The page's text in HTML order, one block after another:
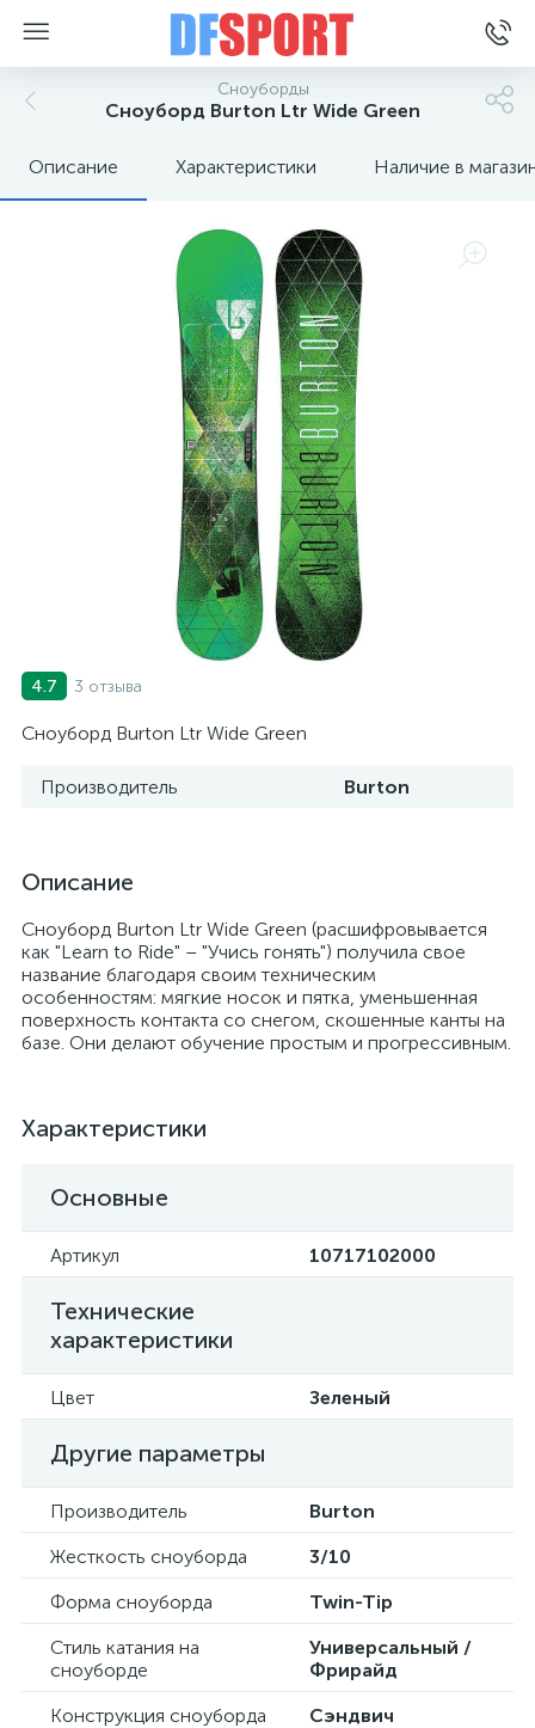
Сноуборды
Сноуборд Burton Ltr Wide Green
Описание Характеристики Наличие в
4.7 3 отзыва
Сноуборд Burton Ltr Wide Green
Производитель Burton
Описание
Сноуборд Burton Ltr Wide Green (расшифровывается
как "Learn to Ride" – "Учись гонять") получила свое
название благодаря своим техническим
особенностям: мягкие носок и пятка, уменьшенная
поверхность контакта со снегом, скошенные канты на
базе. Они делают обучение простым и прогрессивным.
Характеристики
Основные
Артикул 10717102000
Технические
характеристики
Цвет Зеленый
Другие параметры
Производитель
Burton
Жесткость сноуборда
3/10
Форма сноуборда
Twin-Tip
Стиль катания на
сноуборде
Универсальный /
Фрирайд
Конструкция сноуборда
Сэндвич